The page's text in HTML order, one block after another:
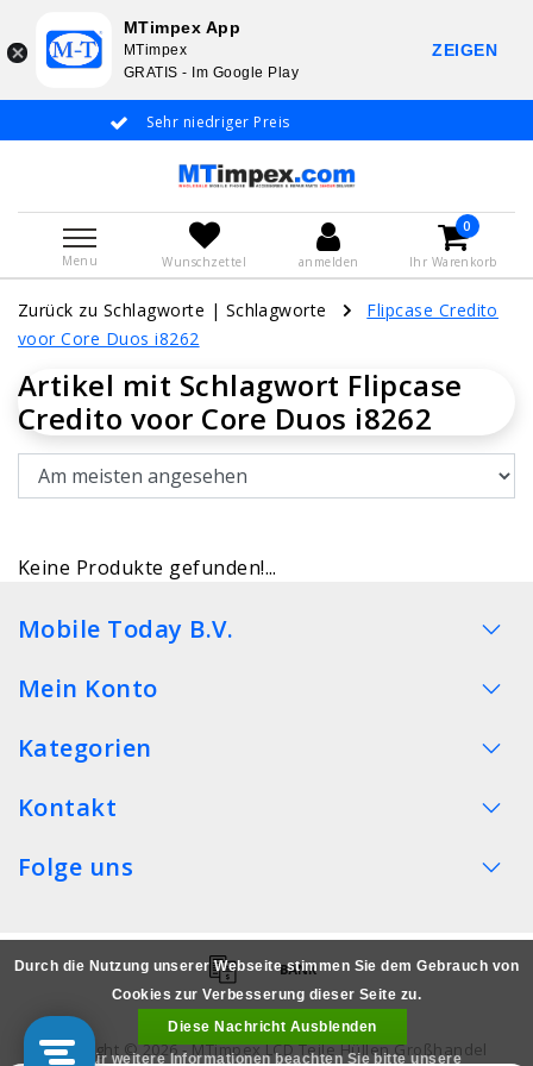
Sehr niedriger Preis
Menu Wunschzettel anmelden
0
Ihr Warenkorb
Zurück zu Schlagworte | Schlagworte
Flipcase Credito
voor Core Duos i8262
Artikel mit Schlagwort Flipcase
Credito voor Core Duos i8262
Keine Produkte gefunden!...
Mobile Today B.V.
Mein Konto
Kategorien
Kontakt
Folge uns
Copyright © 2026 - MTimpex LCD Teile Hüllen Großhandel
Durch die Nutzung unserer Webseite stimmen Sie dem Gebrauch von
Cookies zur Verbesserung dieser Seite zu.
Diese Nachricht Ausblenden
Für weitere Informationen beachten Sie bitte unsere
MTimpex App
MTimpex
GRATIS - Im Google Play
ZEIGEN